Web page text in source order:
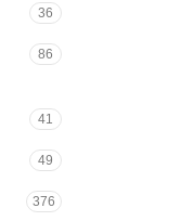
36
86
41
49
376